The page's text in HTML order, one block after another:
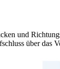
und
über